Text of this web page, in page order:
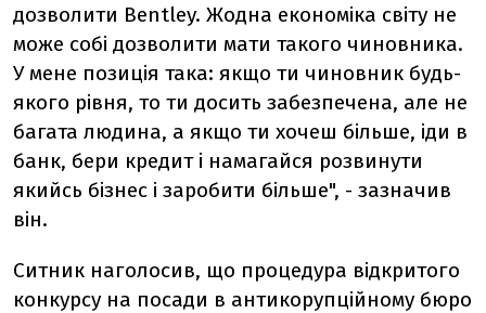
дозволити Bentley. Жодна економіка світу не
може собі дозволити мати такого чиновника.
У мене позиція така: якщо ти чиновник будь-
якого рівня, то ти досить забезпечена, але не
багата людина, а якщо ти хочеш більше, іди в
банк, бери кредит і намагайся розвинути
якийсь бізнес і заробити більше", - зазначив
він.
Ситник наголосив, що процедура відкритого
конкурсу на посади в антикорупційному бюро